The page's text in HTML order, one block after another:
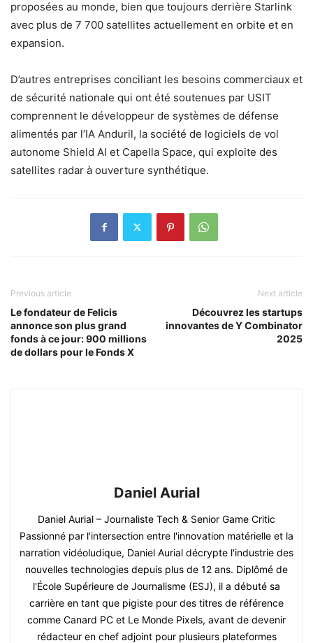
proposées au monde, bien que toujours derrière Starlink
avec plus de 7 700 satellites actuellement en orbite et en
expansion.
D’autres entreprises conciliant les besoins commerciaux et
de sécurité nationale qui ont été soutenues par USIT
comprennent le développeur de systèmes de défense
alimentés par l’IA Anduril, la société de logiciels de vol
autonome Shield AI et Capella Space, qui exploite des
satellites radar à ouverture synthétique.
Previous article
Le fondateur de Felicis
annonce son plus grand
fonds à ce jour: 900 millions
de dollars pour le Fonds X
Next article
Découvrez les startups
innovantes de Y Combinator
2025
Daniel Aurial
Daniel Aurial – Journaliste Tech & Senior Game Critic
Passionné par l'intersection entre l'innovation matérielle et la
narration vidéoludique, Daniel Aurial décrypte l'industrie des
nouvelles technologies depuis plus de 12 ans. Diplômé de
l'École Supérieure de Journalisme (ESJ), il a débuté sa
carrière en tant que pigiste pour des titres de référence
comme Canard PC et Le Monde Pixels, avant de devenir
rédacteur en chef adjoint pour plusieurs plateformes